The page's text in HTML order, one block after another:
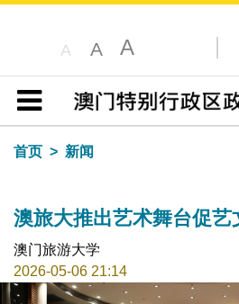
A A A
目录
首页
新闻
澳旅大推出艺术舞台促艺
澳门旅游大学
2026-05-06 21:14